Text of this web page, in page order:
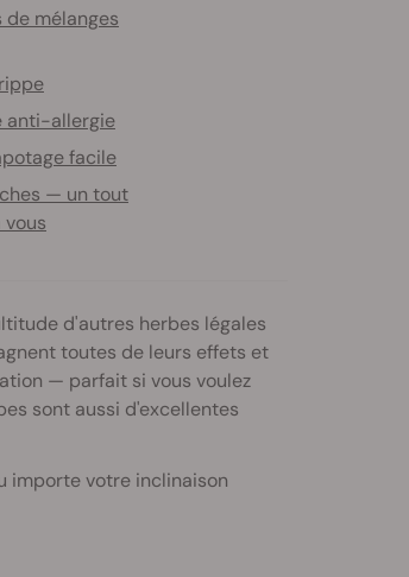
mélanges
anti-allergie
facile
— un tout
vous
d'autres herbes légales
toutes de leurs effets et
— parfait si vous voulez
sont aussi d'excellentes
importe votre inclinaison